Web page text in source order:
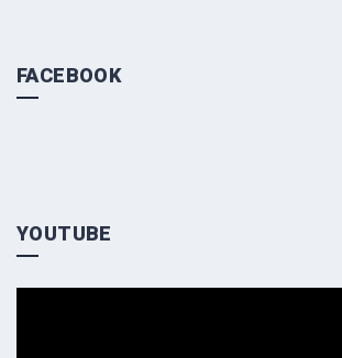
FACEBOOK
YOUTUBE